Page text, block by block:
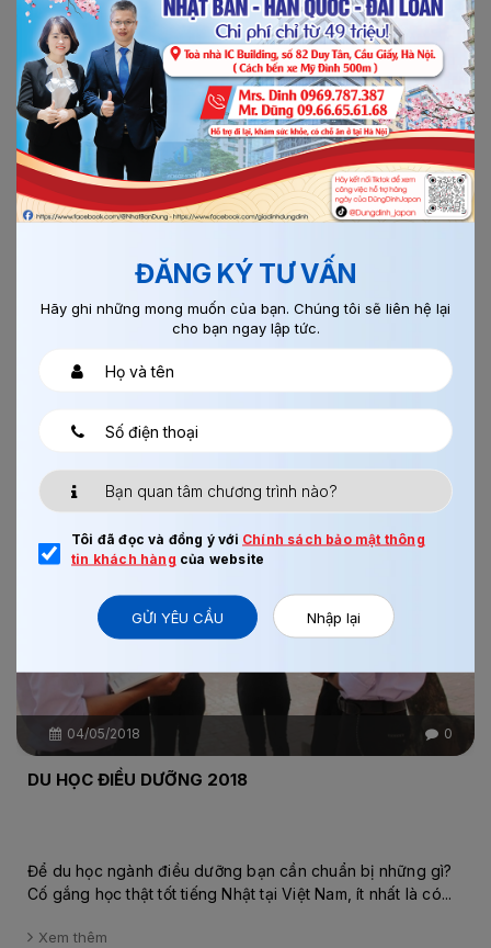
14/09/2018 0
Đơn hàng cốt thép đi Nhật là một trong những đơn hàng
trọng điểm đi XKLĐ Nhật Bản với tính chất không yêu cầu
Xem thêm
04/05/2018 0
DU HỌC ĐIỀU DƯỠNG 2018
Để du học ngành điều dưỡng bạn cần chuẩn bị những gì?
Cố gắng học thật tốt tiếng Nhật tại Việt Nam, ít nhất là có...
Xem thêm
ĐĂNG KÝ TƯ VẤN
Hãy ghi những mong muốn của bạn. Chúng tôi sẽ liên hệ lại
cho bạn ngay lập tức.
Tôi đã đọc và đồng ý với Chính sách bảo mật thông
tin khách hàng của website
GỬI YÊU CẦU Nhập lại